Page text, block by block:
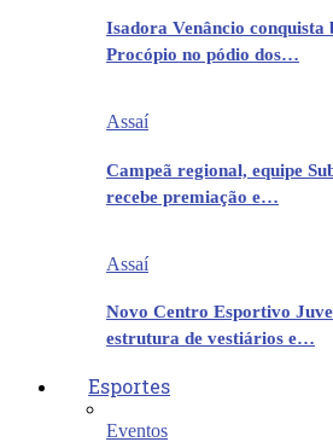
Isadora Venâncio conquista
Procópio no pódio dos…
Assaí
Campeã regional, equipe
recebe premiação e…
Assaí
Novo Centro Esportivo
estrutura de vestiários e…
Esportes
Eventos